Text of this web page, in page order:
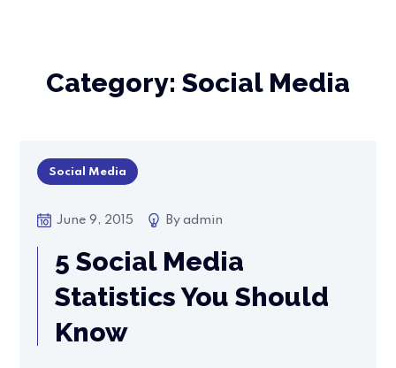
Category: Social Media
Social Media
June 9, 2015 Byadmin
5 Social Media
Statistics You Should
Know